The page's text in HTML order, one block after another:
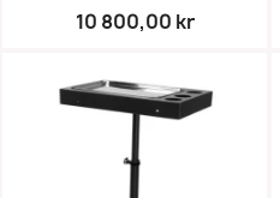
10 800,00 kr